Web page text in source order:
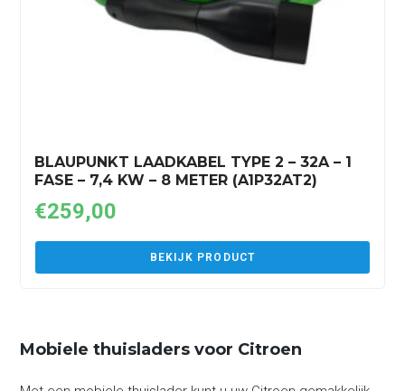
BLAUPUNKT LAADKABEL TYPE 2 – 32A – 1
FASE – 7,4 KW – 8 METER (A1P32AT2)
€259,00
BEKIJK PRODUCT
Mobiele thuisladers voor Citroen